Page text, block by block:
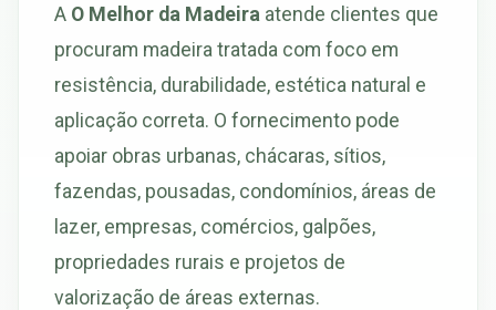
A O Melhor da Madeira atende clientes que
procuram madeira tratada com foco em
resistência, durabilidade, estética natural e
aplicação correta. O fornecimento pode
apoiar obras urbanas, chácaras, sítios,
fazendas, pousadas, condomínios, áreas de
lazer, empresas, comércios, galpões,
propriedades rurais e projetos de
valorização de áreas externas.